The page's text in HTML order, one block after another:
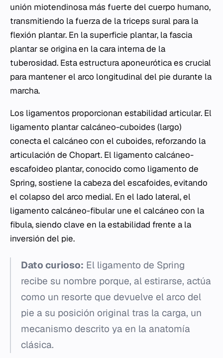
unión miotendinosa más fuerte del cuerpo humano,
transmitiendo la fuerza de la triceps sural para la
flexión plantar. En la superficie plantar, la fascia
plantar se origina en la cara interna de la
tuberosidad. Esta estructura aponeurótica es crucial
para mantener el arco longitudinal del pie durante la
marcha.
Los ligamentos proporcionan estabilidad articular. El
ligamento plantar calcáneo-cuboides (largo)
conecta el calcáneo con el cuboides, reforzando la
articulación de Chopart. El ligamento calcáneo-
escafoideo plantar, conocido como ligamento de
Spring, sostiene la cabeza del escafoides, evitando
el colapso del arco medial. En el lado lateral, el
ligamento calcáneo-fibular une el calcáneo con la
fibula, siendo clave en la estabilidad frente a la
inversión del pie.
Dato curioso: El ligamento de Spring
recibe su nombre porque, al estirarse, actúa
como un resorte que devuelve el arco del
pie a su posición original tras la carga, un
mecanismo descrito ya en la anatomía
clásica.